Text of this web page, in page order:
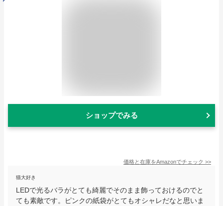
ショップでみる
価格と在庫をAmazonでチェック >>
猫大好き
LEDで光るバラがとても綺麗でそのまま飾っておけるのでと
ても素敵です。ピンクの紙袋がとてもオシャレだなと思いま